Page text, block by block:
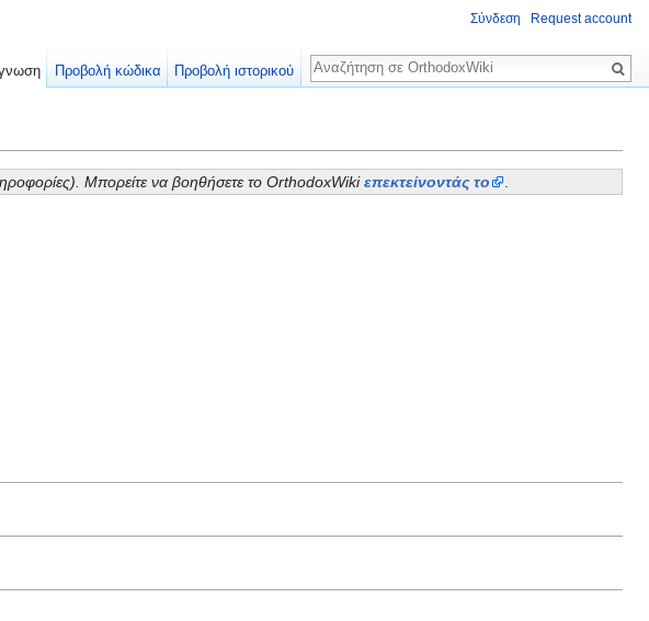
Μπορείτε να βοηθήσετε το OrthodoxWikiεπεκτείνοντάς το
.
Σύνδεση Request account
Προβολή κώδικα Προβολή ιστορικού
Αναζήτηση